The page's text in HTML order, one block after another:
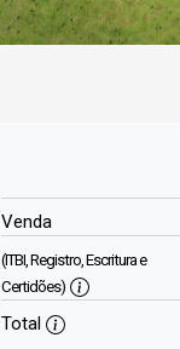
Venda
(ITBI, Registro, Escritura e
Certidões)
Total